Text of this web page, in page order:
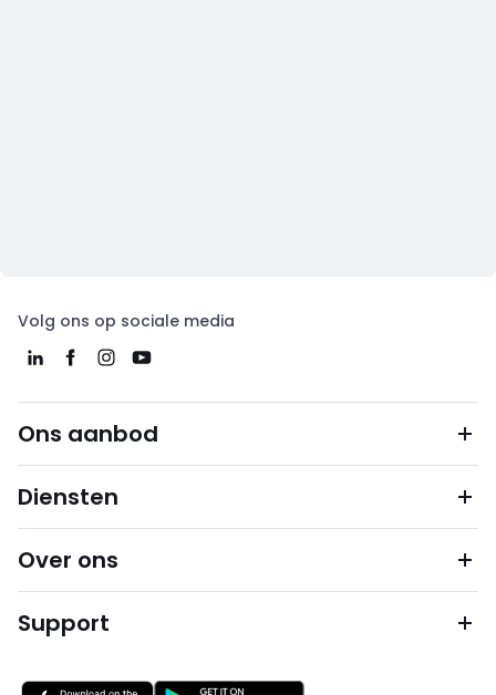
Volg ons op sociale media
Ons aanbod
Diensten
Over ons
Support